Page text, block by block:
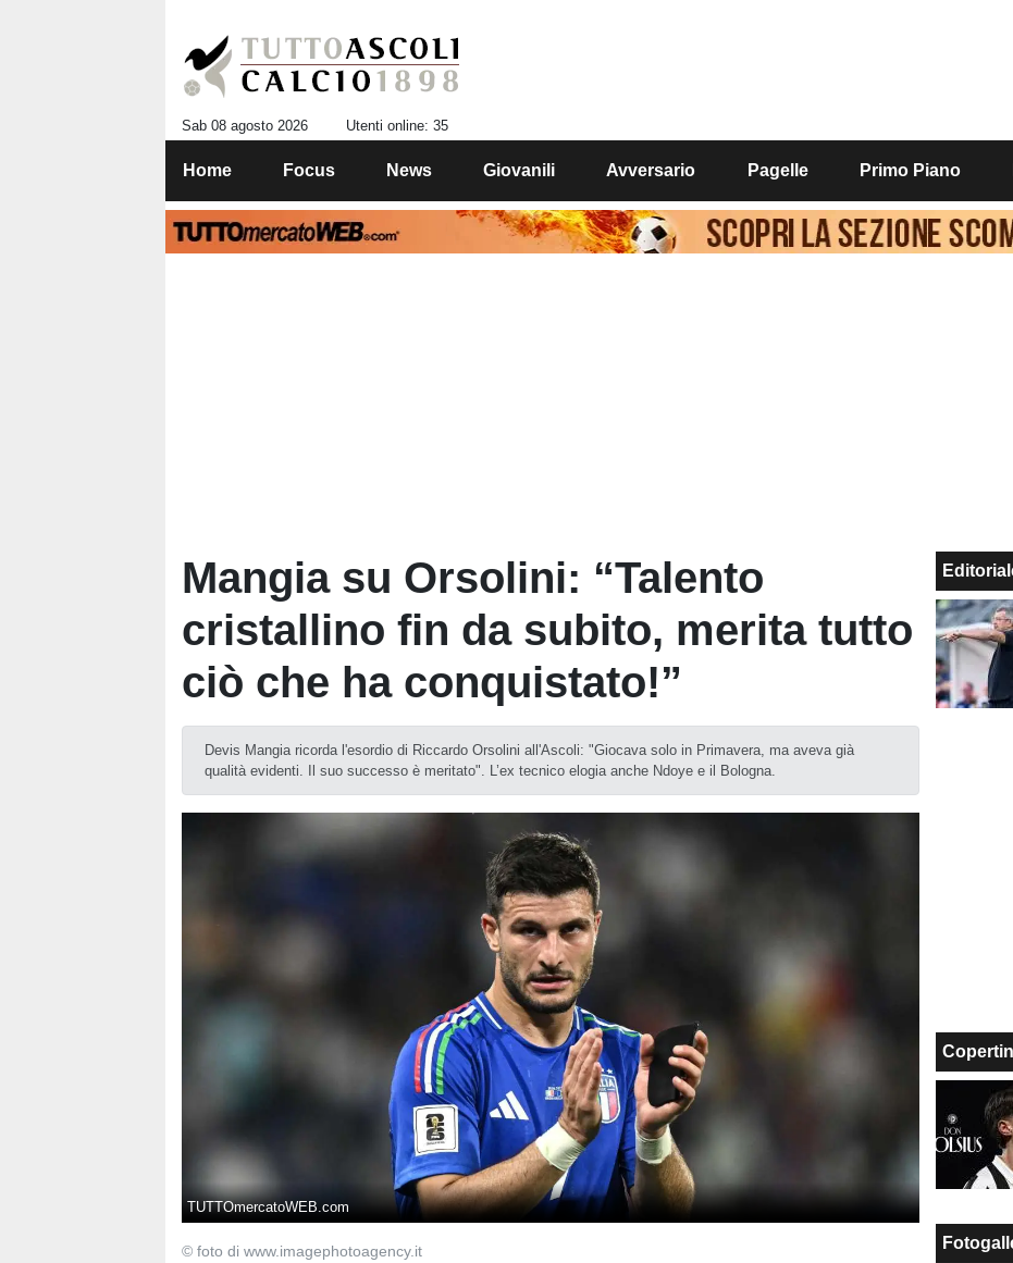
Sab 08 agosto 2026 Utenti online: 35
Home Focus News Giovanili Avversario Pagelle Primo Piano
Mangia su Orsolini: “Talento
cristallino fin da subito, merita tutto
ciò che ha conquistato!”
Devis Mangia ricorda l'esordio di Riccardo Orsolini all'Ascoli: "Giocava solo in Primavera, ma aveva già
qualità evidenti. Il suo successo è meritato". L’ex tecnico elogia anche Ndoye e il Bologna.
TUTTOmercatoWEB.com
© foto di www.imagephotoagency.it